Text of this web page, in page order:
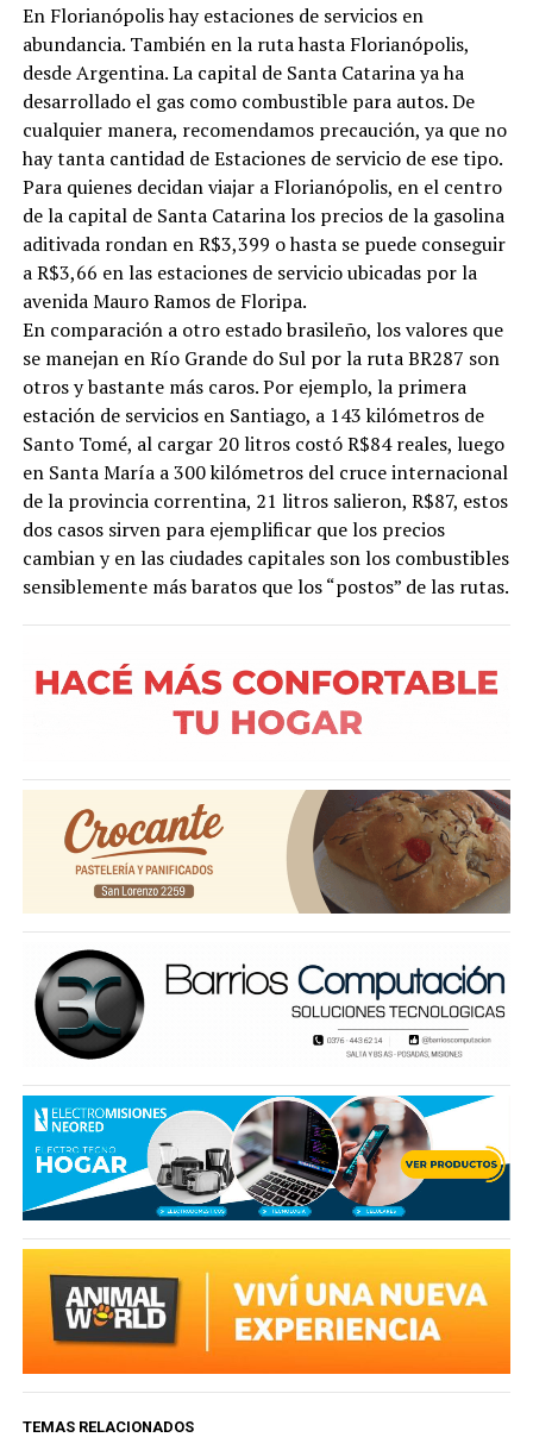
En Florianópolis hay estaciones de servicios en
abundancia. También en la ruta hasta Florianópolis,
desde Argentina. La capital de Santa Catarina ya ha
desarrollado el gas como combustible para autos. De
cualquier manera, recomendamos precaución, ya que no
hay tanta cantidad de Estaciones de servicio de ese tipo.
Para quienes decidan viajar a Florianópolis, en el centro
de la capital de Santa Catarina los precios de la gasolina
aditivada rondan en R$3,399 o hasta se puede conseguir
a R$3,66 en las estaciones de servicio ubicadas por la
avenida Mauro Ramos de Floripa.
En comparación a otro estado brasileño, los valores que
se manejan en Río Grande do Sul por la ruta BR287 son
otros y bastante más caros. Por ejemplo, la primera
estación de servicios en Santiago, a 143 kilómetros de
Santo Tomé, al cargar 20 litros costó R$84 reales, luego
en Santa María a 300 kilómetros del cruce internacional
de la provincia correntina, 21 litros salieron, R$87, estos
dos casos sirven para ejemplificar que los precios
cambian y en las ciudades capitales son los combustibles
sensiblemente más baratos que los “postos” de las rutas.
TEMAS RELACIONADOS